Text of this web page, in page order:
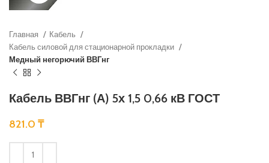
Главная
Кабель
Кабель силовой для стационарной прокладки
Медный негорючий ВВГнг
Кабель ВВГнг (А) 5х 1,5 0,66 кВ ГОСТ
821.0 ₸